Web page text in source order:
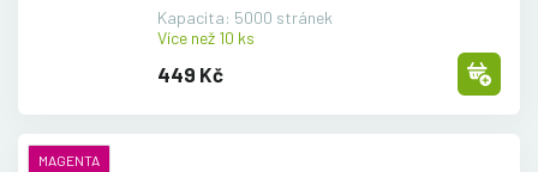
Kapacita: 5000 stránek
Více než 10 ks
449 Kč
MAGENTA